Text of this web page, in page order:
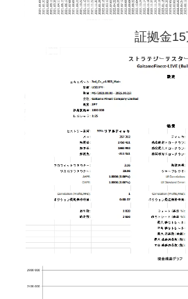
証拠金15